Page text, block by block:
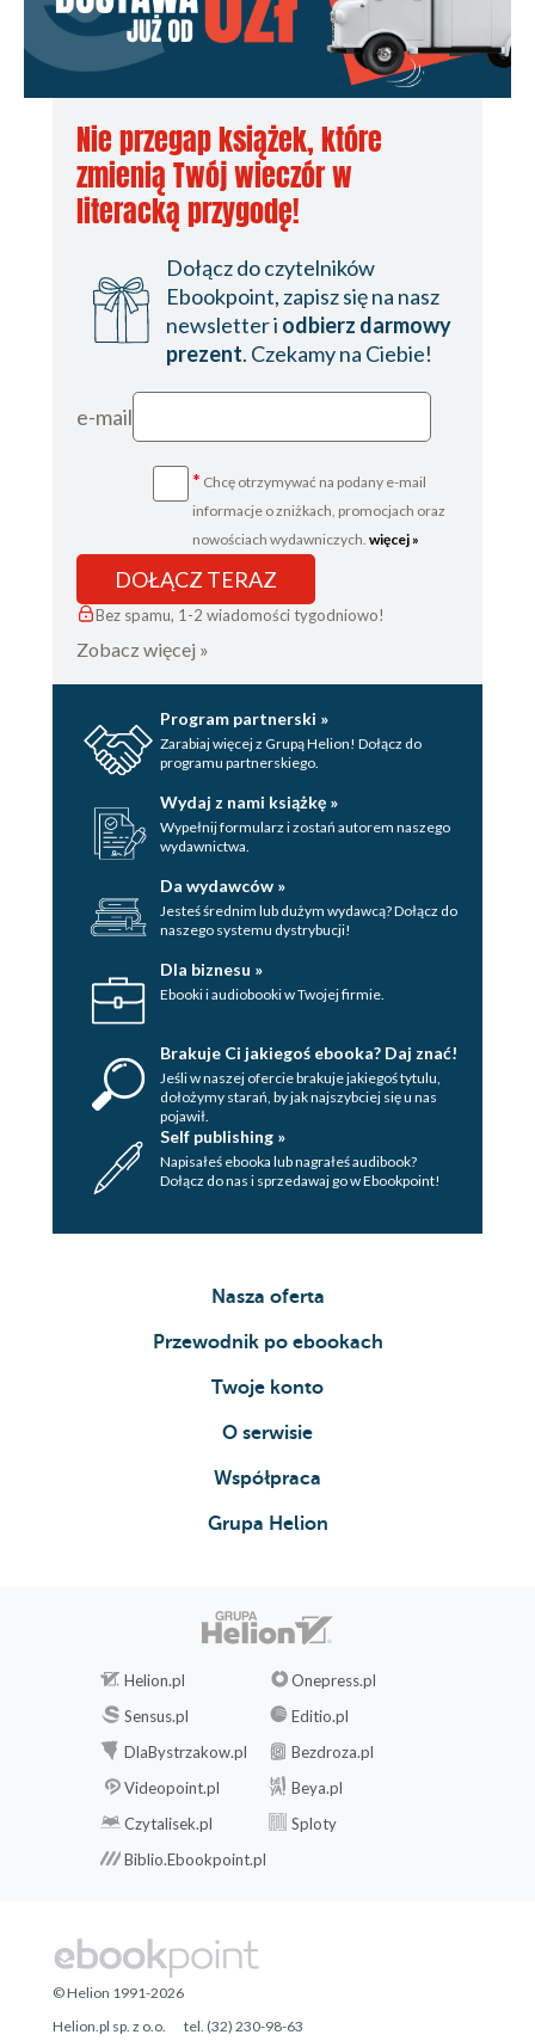
Nie przegap książek, które
zmienią Twój wieczór w
literacką przygodę!
Dołącz do czytelników
Ebookpoint, zapisz się na nasz
newsletter i odbierz darmowy
prezent. Czekamy na Ciebie!
e-mail
* Chcę otrzymywać na podany e-mail
informacje o zniżkach, promocjach oraz
nowościach wydawniczych. więcej »
DOŁĄCZ TERAZ
Bez spamu, 1-2 wiadomości tygodniowo!
Zobacz więcej »
Program partnerski »
Zarabiaj więcej z Grupą Helion! Dołącz do
programu partnerskiego.
Wydaj z nami książkę »
Wypełnij formularz i zostań autorem naszego
wydawnictwa.
Da wydawców »
Jesteś średnim lub dużym wydawcą? Dołącz do
naszego systemu dystrybucji!
Dla biznesu »
Ebooki i audiobooki w Twojej firmie.
Brakuje Ci jakiegoś ebooka? Daj znać!
Jeśli w naszej ofercie brakuje jakiegoś tytulu,
dołożymy starań, by jak najszybciej się u nas
pojawił.
Self publishing »
Napisałeś ebooka lub nagrałeś audibook?
Dołącz do nas i sprzedawaj go w Ebookpoint!
Nasza oferta
Przewodnik po ebookach
Twoje konto
O serwisie
Współpraca
Grupa Helion
Helion.pl
Onepress.pl
Sensus.pl
Editio.pl
DlaBystrzakow.pl
Bezdroza.pl
Videopoint.pl
Beya.pl
Czytalisek.pl
Sploty
Biblio.Ebookpoint.pl
© Helion 1991-2026
Helion.pl sp. z o.o.
tel. (32) 230-98-63